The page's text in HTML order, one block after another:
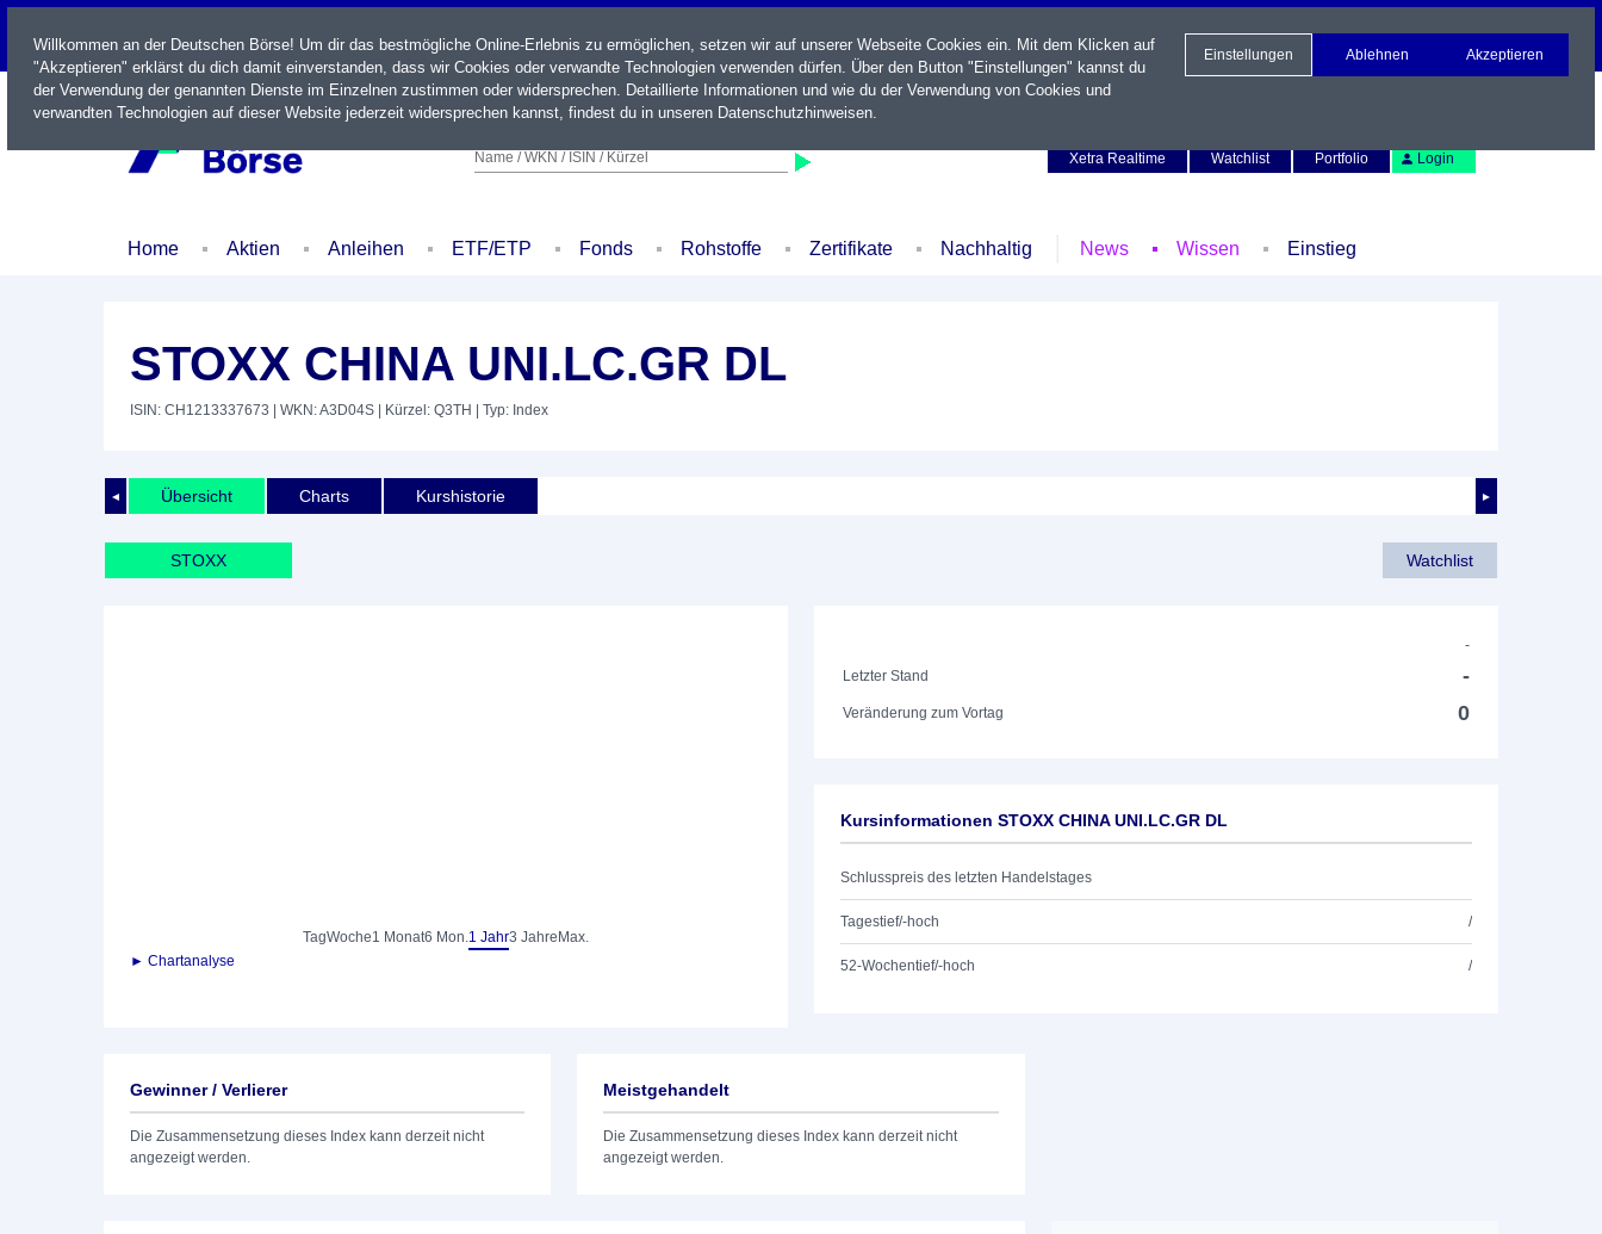
LIVE
Name / WKN / ISIN / Kürzel
Xetra Realtime
Watchlist Portfolio Login
Home Aktien Anleihen ETF/ETP Fonds Rohstoffe Zertifikate Nachhaltig News Wissen Einstieg
STOXX CHINA UNI.LC.GR DL
ISIN: CH1213337673 | WKN: A3D04S | Kürzel: Q3TH | Typ: Index
◄ ►
Übersicht Charts Kurshistorie
STOXX Watchlist
TagWoche1 Monat6 Mon.1 Jahr3 Jahre Max.
► Chartanalyse
-
Letzter Stand
-
Veränderung zum Vortag 0
Kursinformationen STOXX CHINA UNI.LC.GR DL
Schlusspreis des letzten Handelstages
Tagestief/-hoch /
52-Wochentief/-hoch /
Gewinner / Verlierer
Die Zusammensetzung dieses Index kann derzeit nicht
angezeigt werden.
Meistgehandelt
Die Zusammensetzung dieses Index kann derzeit nicht
angezeigt werden.
Willkommen an der Deutschen Börse! Um dir das bestmögliche Online-Erlebnis zu ermöglichen, setzen wir auf unserer Webseite Cookies ein. Mit dem Klicken auf
"Akzeptieren" erklärst du dich damit einverstanden, dass wir Cookies oder verwandte Technologien verwenden dürfen. Über den Button "Einstellungen" kannst du
der Verwendung der genannten Dienste im Einzelnen zustimmen oder widersprechen. Detaillierte Informationen und wie du der Verwendung von Cookies und
verwandten Technologien auf dieser Website jederzeit widersprechen kannst, findest du in unseren Datenschutzhinweisen.
Einstellungen Ablehnen Akzeptieren